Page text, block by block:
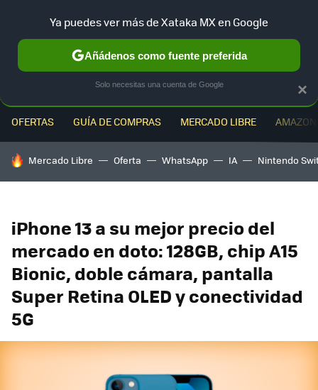
OFERTAS GUÍA DE COMPRAS MERCADO LIBRE
HOY SE HABLA DE
Mercado Libre Oferta WhatsApp IA Nintendo
iPhone 13 a su mejor precio del
mercado en doto: 128GB, chip A15
Bionic, doble cámara, pantalla
Super Retina OLED y conectividad
5G
×
Ya puedes ver más de Xataka MX en Google
Añádenos como fuente preferida
Solo necesitas una cuenta de Google